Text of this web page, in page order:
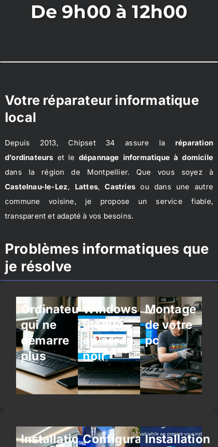
De 9h00 à 12h00
Votre réparateur informatique
local
Depuis 2013, Chipset 34 assure la réparation
d’ordinateurs et le dépannage informatique à domicile
dans la région de Montpellier. Que vous soyez à
Castelnau-le-Lez, Lattes,Castries ou dans une autre
commune voisine, je propose un service fiable,
transparent et adapté à vos besoins.
Problèmes informatiques que
je résolve
Ordinateur
qui ne
démarre
plus
Windows
bloqué
ou écran
noir
Montage
de votre
pc
InstallationConfigurationInstallation